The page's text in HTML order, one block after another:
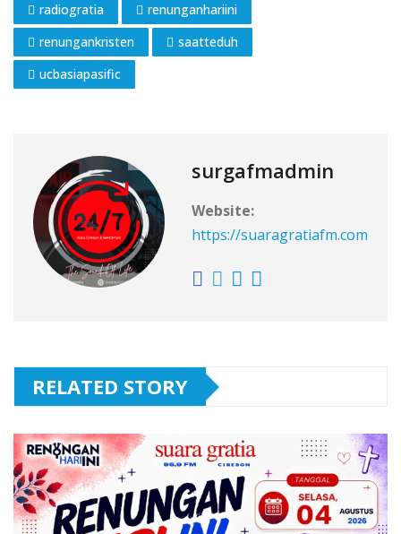
radiogratia
renunganhariini
renungankristen
saatteduh
ucbasiapasific
surgafmadmin
Website:
https://suaragratiafm.com
RELATED STORY